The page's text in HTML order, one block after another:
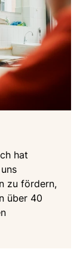
hat
zu fördern,
über 40